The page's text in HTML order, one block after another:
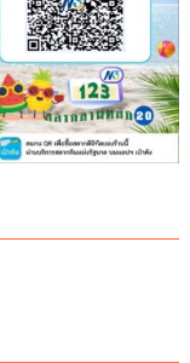
ต่อ
นวัตกรรม
ยาง